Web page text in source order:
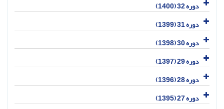
دوره 32 (1400)
دوره 31 (1399)
دوره 30 (1398)
دوره 29 (1397)
دوره 28 (1396)
دوره 27 (1395)